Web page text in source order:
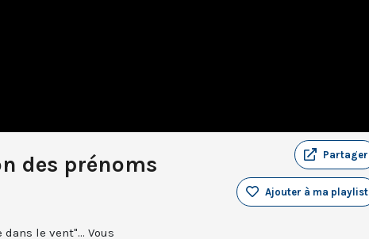
des prénoms
Partager
Ajouter à ma playlist
le vent"... Vous